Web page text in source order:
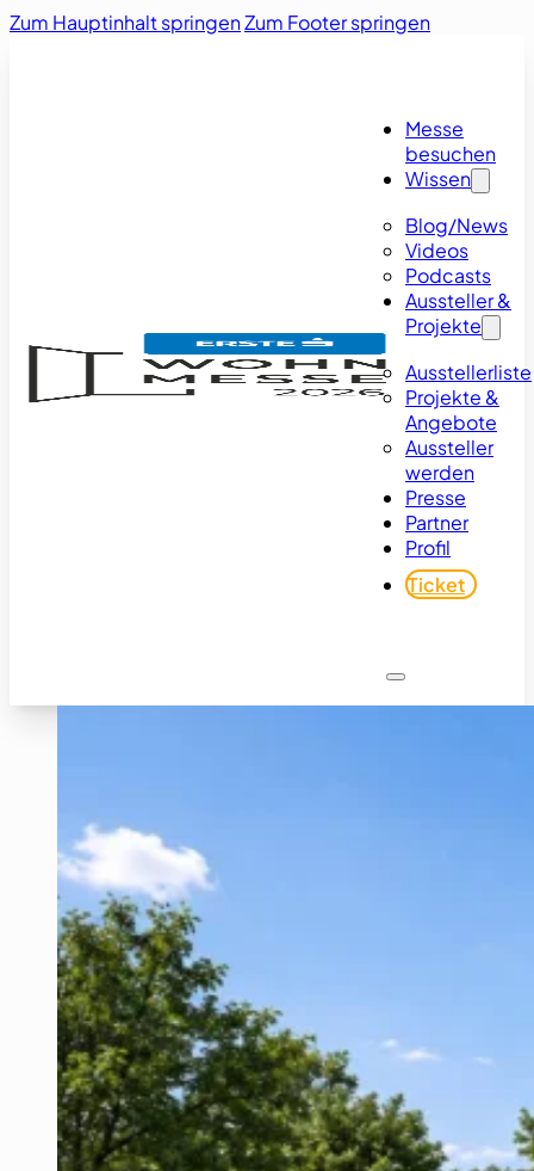
Zum Hauptinhalt springenZum Footer springen
Messe
besuchen
Wissen
Blog/News
Videos
Podcasts
Aussteller &
Projekte
Ausstellerliste
Projekte &
Angebote
Aussteller
werden
Presse
Partner
Profil
Ticket